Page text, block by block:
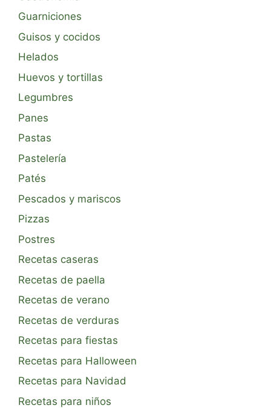
Guarniciones
Guisos y cocidos
Helados
Huevos y tortillas
Legumbres
Panes
Pastas
Pastelería
Patés
Pescados y mariscos
Pizzas
Postres
Recetas caseras
Recetas de paella
Recetas de verano
Recetas de verduras
Recetas para fiestas
Recetas para Halloween
Recetas para Navidad
Recetas para niños